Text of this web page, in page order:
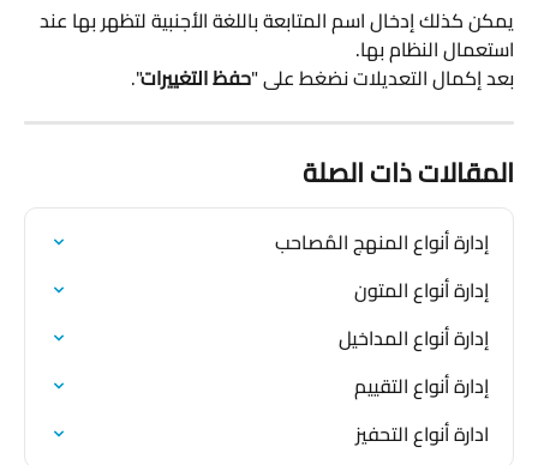
يمكن كذلك إدخال اسم المتابعة باللغة الأجنبية لتظهر بها عند
استعمال النظام بها.
بعد إكمال التعديلات نضغط على "حفظ التغييرات".
المقالات ذات الصلة
إدارة أنواع المنهج المُصاحب
إدارة أنواع المتون
إدارة أنواع المداخيل
إدارة أنواع التقييم
ادارة أنواع التحفيز